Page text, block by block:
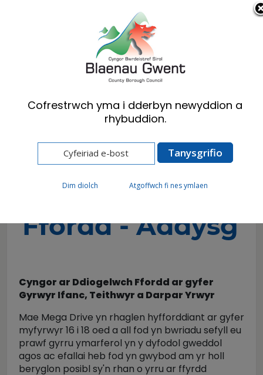
Cymraeg English
Preswylwyr
Diogelwch Ffordd
Diogelwch
Ffordd - Addysg
Cyngor ar Ddiogelwch Ffordd ar gyfer
Gyrwyr Ifanc, Teithwyr a Darpar Yrwyr
Mae Mega Drive yn rhaglen hyfforddiant ar gyfer
myfyrwyr 16 i 18 oed a all fod yn bwriadu sefyll eu
prawf gyrru ymarferol yn y dyfodol gweddol
agos ac efallai heb fod yn gwybod am yr holl
beryglon posibl sy'n rhan o yrru ar ffyrdd
Cofrestrwch yma i dderbyn newyddion a
rhybuddion.
Dim diolch Atgoffwch fi nes ymlaen